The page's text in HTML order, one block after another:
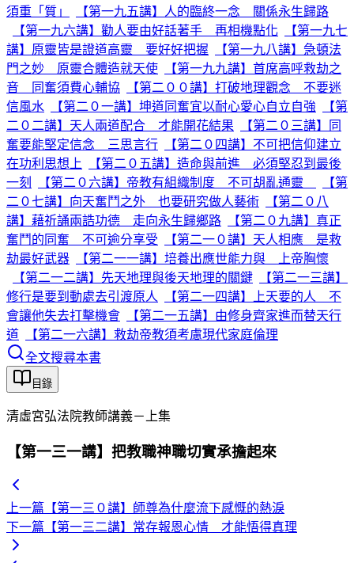
須重「質」
【第一九五講】人的臨終一念 關係永生歸路
【第一九六講】勸人要由好話著手 再相機點化
【第一九七
講】原靈皆是證道高靈 要好好把握
【第一九八講】急頓法
門之妙 原靈合體造就天使
【第一九九講】首席高呼救劫之
音 同奮須費心輔協
【第二００講】打破地理觀念 不要迷
信風水
【第二０一講】坤道同奮宜以耐心愛心自立自強
【第
二０二講】天人兩道配合 才能開花結果
【第二０三講】同
奮要能堅定信念 三思言行
【第二０四講】不可把信仰建立
在功利思想上
【第二０五講】造命與前進 必須堅忍到最後
一刻
【第二０六講】帝教有組織制度 不可胡亂通靈
【第
二０七講】向天奮鬥之外 也要研究做人藝術
【第二０八
講】藉祈誦兩誥功德 走向永生歸鄉路
【第二０九講】真正
奮鬥的同奮 不可逾分享受
【第二一０講】天人相應 是救
劫最好武器
【第二一一講】培養出應世能力與 上帝胸懷
【第二一二講】先天地理與後天地理的關鍵
【第二一三講】
修行是要到動處去引渡原人
【第二一四講】上天要的人 不
會讓他失去打擊機會
【第二一五講】由修身齊家進而替天行
道
【第二一六講】救劫帝教須考慮現代家庭倫理
全文搜尋本書
目錄
清虛宮弘法院教師講義－上集
【第一三一講】把教職神職切實承擔起來
上一篇 【第一三０講】師尊為什麼流下感慨的熱淚
下一篇 【第一三二講】常存報恩心情 才能悟得真理